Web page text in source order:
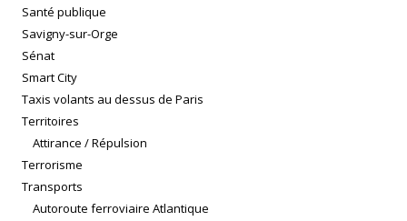
Santé publique
Savigny-sur-Orge
Sénat
Smart City
Taxis volants au dessus de Paris
Territoires
Attirance / Répulsion
Terrorisme
Transports
Autoroute ferroviaire Atlantique